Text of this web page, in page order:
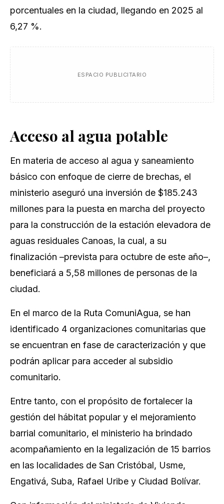
porcentuales en la ciudad, llegando en 2025 al
6,27 %.
ESPACIO PUBLICITARIO
Acceso al agua p​​​otable
En materia de acceso al agua y saneamiento
básico con enfoque de cierre de brechas, el
ministerio aseguró una inversión de $185.243
millones para la puesta en marcha del proyecto
para la construcción de la estación elevadora de
aguas residuales Canoas, la cual, a su
finalización –prevista para octubre de este año–,
beneficiará a 5,58 millones de personas de la
ciudad.
En el marco de la Ruta ComuniAgua, se han
identificado 4 organizaciones comunitarias que
se encuentran en fase de caracterización y que
podrán aplicar para acceder al subsidio
comunitario.
Entre tanto, con el propósito de fortalecer la
gestión del hábitat popular y el mejoramiento
barrial comunitario, el ministerio ha brindado
acompañamiento en la legalización de 15 barrios
en las localidades de San Cristóbal, Usme,
Engativá, Suba, Rafael Uribe y Ciudad Bolívar.